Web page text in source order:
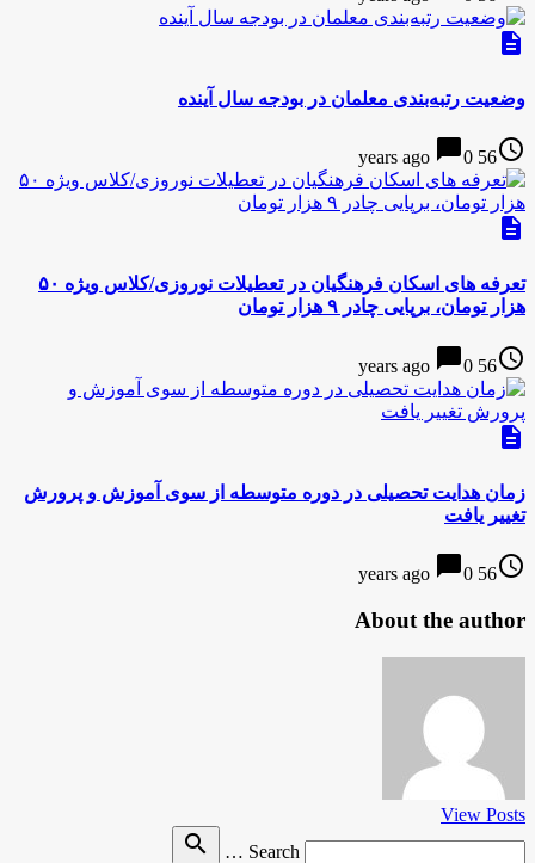
description
وضعیت رتبه‌بندی معلمان در بودجه سال آینده
access_time
56 years ago
chat_bubble0
description
تعرفه های اسکان فرهنگیان در تعطیلات نوروزی/کلاس ویژه ۵۰
هزار تومان، برپایی چادر ۹ هزار تومان
access_time
56 years ago
chat_bubble0
description
زمان هدایت تحصیلی در دوره متوسطه از سوی آموزش و پرورش
تغییر یافت
access_time
56 years ago
chat_bubble0
About the author
View Posts
Search …
search